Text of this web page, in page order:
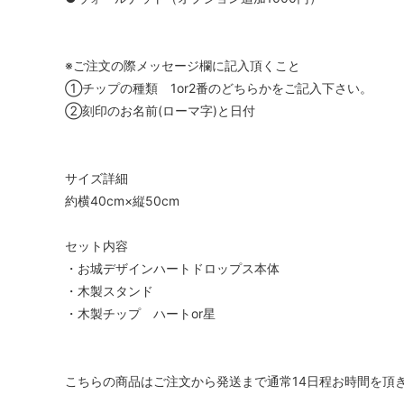
※ご注文の際メッセージ欄に記入頂くこと
①チップの種類 1or2番のどちらかをご記入下さい。
②刻印のお名前(ローマ字)と日付
サイズ詳細
約横40cm×縦50cm
セット内容
・お城デザインハートドロップス本体
・木製スタンド
・木製チップ ハートor星
こちらの商品はご注文から発送まで通常14日程お時間を頂